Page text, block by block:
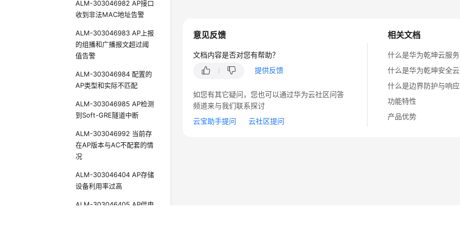
ALM-303046982 AP接口
收到非法MAC地址告警
ALM-303046983 AP上报
的组播和广播报文超过阈
值告警
ALM-303046984 配置的
AP类型和实际不匹配
ALM-303046985 AP检测
到Soft-GRE隧道中断
ALM-303046992 当前存
在AP版本与AC不配套的情
况
ALM-303046404 AP存储
设备利用率过高
ALM-303046405 AP供电
相关文档
什么是华为乾坤云服务
什么是华为乾坤安全
什么是边界防护与响应
功能特性
产品优势
意见反馈
文档内容是否对您有帮助？
提供反馈
如您有其它疑问，您也可以通过华为云社区问答
频道来与我们联系探讨
云宝助手提问
云社区提问